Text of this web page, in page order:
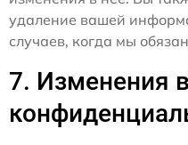
удаление вашей
случаев, когда мы
7. Изменения